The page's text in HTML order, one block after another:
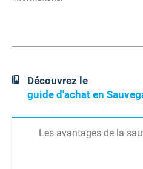
Découvrez le
guide d'achat en
Les avantages de la